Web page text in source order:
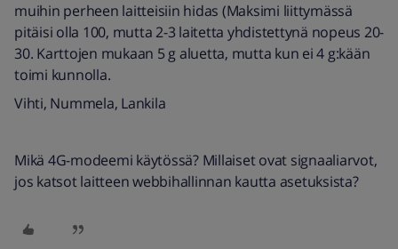
muihin perheen laitteisiin hidas (Maksimi liittymässä
pitäisi olla 100, mutta 2-3 laitetta yhdistettynä nopeus 20-
30. Karttojen mukaan 5 g aluetta, mutta kun ei 4 g:kään
toimi kunnolla.
Vihti, Nummela, Lankila
Mikä 4G-modeemi käytössä? Millaiset ovat signaaliarvot,
jos katsot laitteen webbihallinnan kautta asetuksista?